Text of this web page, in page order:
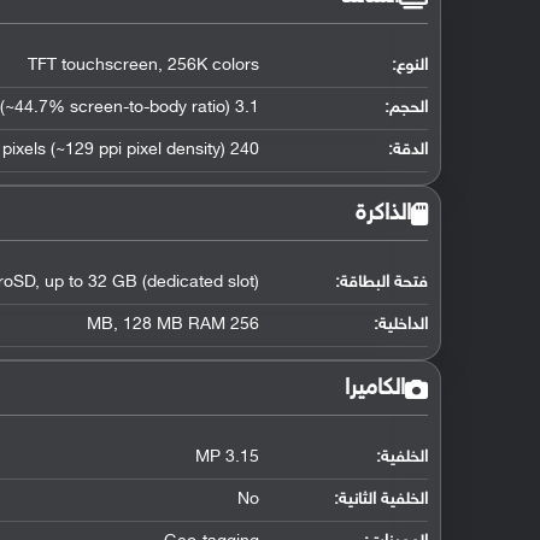
النوع: TFT touchscreen, 256K colors
الحجم: 3.1 inches (~44.7% screen-to-body ratio)
الدقة: 240 x 320 pixels (~129 ppi pixel density)
الذاكرة
فتحة البطاقة: up to 32 GB (dedicated slot)
الداخلية: 256 MB, 128 MB RAM
الكاميرا
الخلفية: 3.15 MP
الخلفية الثانية: No